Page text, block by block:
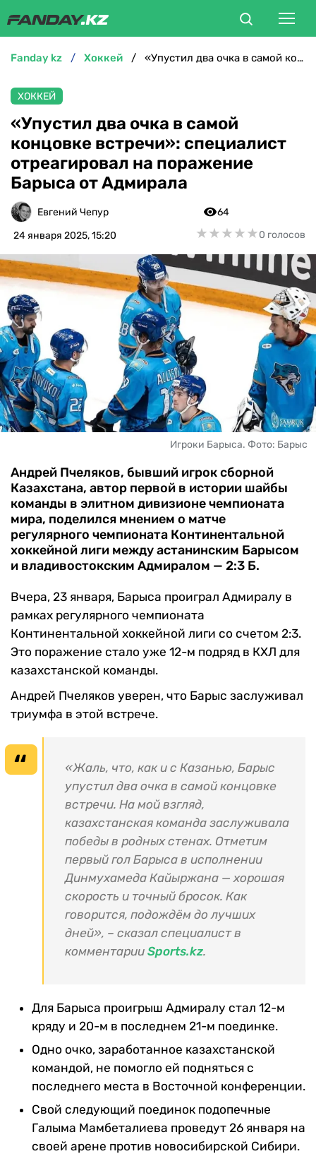
БОКС
ММА
ТЕННИС
ХОККЕЙ
ФУТЗАЛ
ВЕЛОСПОРТ
ЧМ-2026
ДРУГИЕ
БУКМЕКЕРЫ
fanday kz хоккей «‎Упустил два очка в самой концовке встречи»: специалист отреагировал на поражение Барыса от Адмирала
ХОККЕЙ
«‎Упустил два очка в самой
концовке встречи»: специалист
отреагировал на поражение
Барыса от Адмирала
Евгений Чепур
24 января 2025, 15:20
64
★★★★★
★★★★★0 голосов
Игроки Барыса. Фото: Барыс
Андрей Пчеляков, бывший игрок сборной
Казахстана, автор первой в истории шайбы
команды в элитном дивизионе чемпионата
мира, поделился мнением о матче
регулярного чемпионата Континентальной
хоккейной лиги между астанинским Барысом
и владивостокским Адмиралом — 2:3 Б.
Вчера, 23 января, Барыса проиграл Адмиралу в
рамках регулярного чемпионата
Континентальной хоккейной лиги со счетом 2:3.
Это поражение стало уже 12-м подряд в КХЛ для
казахстанской команды.
Андрей Пчеляков уверен, что Барыс заслуживал
триумфа в этой встрече.
«‎Жаль, что, как и с Казанью, Барыс
упустил два очка в самой концовке
встречи. На мой взгляд,
казахстанская команда заслуживала
победы в родных стенах. Отметим
первый гол Барыса в исполнении
Динмухамеда Кайыржана — хорошая
скорость и точный бросок. Как
говорится, подождём до лучших
дней», – сказал специалист в
комментарии Sports.kz.
Для Барыса проигрыш Адмиралу стал 12-м
кряду и 20-м в последнем 21-м поединке.
Одно очко, заработанное казахстанской
командой, не помогло ей подняться с
последнего места в Восточной конференции.
Свой следующий поединок подопечные
Галыма Мамбеталиева проведут 26 января на
своей арене против новосибирской Сибири.